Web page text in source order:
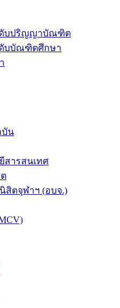
ดับปริญญาบัณฑิต
บบัณฑิตศึกษา
บัน
สารสนเทศ
สิตจุฬาฯ (อบจ.)